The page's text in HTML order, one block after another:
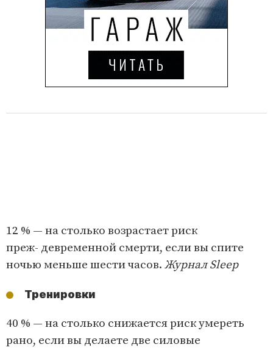
12 % — на столько возрастает риск
преж- девременной смерти, если вы спите
ночью меньше шести часов. Журнал Sleep
Тренировки
40 % — на столько снижается риск умереть
рано, если вы делаете две силовые